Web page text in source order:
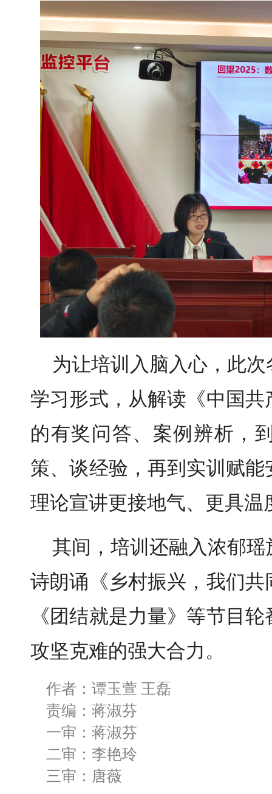
为让培训入脑入心，此
学习形式，从解读《中国
的有奖问答、案例辨析，
策、谈经验，再到实训赋
理论宣讲更接地气、更具温
其间，培训还融入浓郁
诗朗诵《乡村振兴，我们
《团结就是力量》等节目
攻坚克难的强大合力。
作者：谭玉萱 王磊
责编：蒋淑芬
一审：蒋淑芬
二审：李艳玲
三审：唐薇